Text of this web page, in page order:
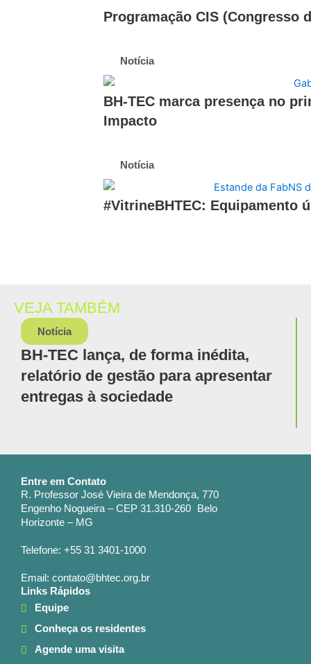
Programação CIS (Congresso
Notícia
BH-TEC marca presença no
Impacto
Notícia
#VitrineBHTEC: Equipamento
VEJA TAMBÉM
Notícia
BH-TEC lança, de forma inédita,
relatório de gestão para apresentar
entregas à sociedade
Entre em Contato
R. Professor José Vieira de Mendonça, 770
Engenho Nogueira – CEP 31.310-260 Belo
Horizonte – MG
Telefone: +55 31 3401-1000
Email: contato@bhtec.org.br
Links Rápidos
Equipe
Conheça os residentes
Agende uma visita